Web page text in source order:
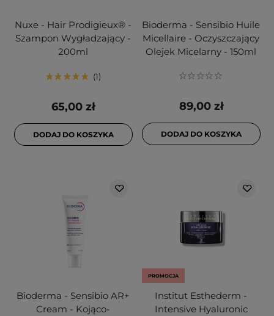
Nuxe - Hair Prodigieux® -
Szampon Wygładzający -
200ml
1
65,00 zł
DODAJ DO KOSZYKA
Bioderma - Sensibio Huile
Micellaire - Oczyszczający
Olejek Micelarny - 150ml
89,00 zł
DODAJ DO KOSZYKA
Bioderma - Sensibio AR+
Cream - Kojąco-
PROMOCJA
Institut Esthederm -
Intensive Hyaluronic